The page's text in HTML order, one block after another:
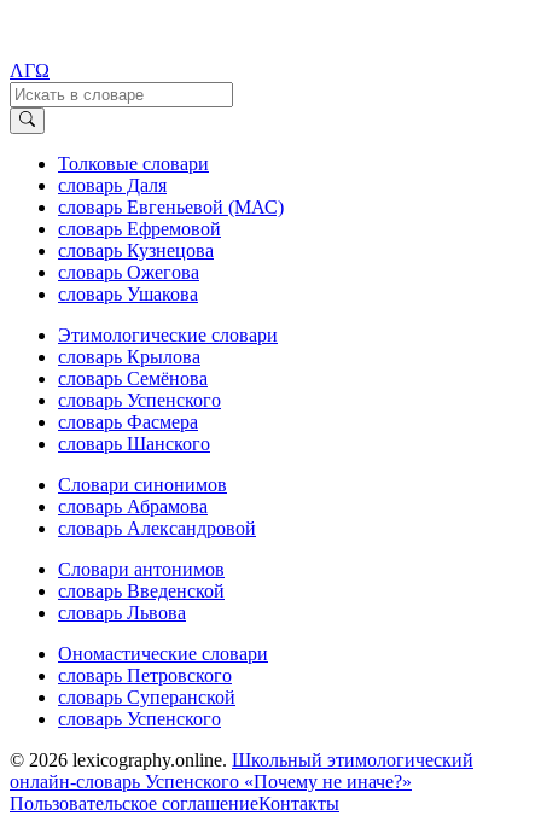
ΛΓΩ
Толковые словари
словарь Даля
словарь Евгеньевой (МАС)
словарь Ефремовой
словарь Кузнецова
словарь Ожегова
словарь Ушакова
Этимологические словари
словарь Крылова
словарь Семёнова
словарь Успенского
словарь Фасмера
словарь Шанского
Словари синонимов
словарь Абрамова
словарь Александровой
Словари антонимов
словарь Введенской
словарь Львова
Ономастические словари
словарь Петровского
словарь Суперанской
словарь Успенского
© 2026 lexicography.online. Школьный этимологический
онлайн-словарь Успенского «Почему не иначе?»
Пользовательское соглашениеКонтакты